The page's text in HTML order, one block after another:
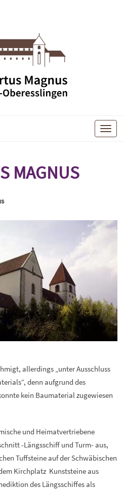
Toggle
MAGNUS
allerdings „unter Ausschluss
denn aufgrund des
kein Baumaterial zugewiesen
und Heimatvertriebene
-Längsschiff und Turm- aus,
Tuffsteine auf der Schwäbischen
Kirchplatz Kunststeine aus
des Längsschiffes als